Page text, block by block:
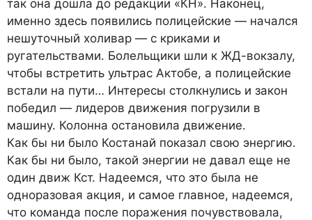
так она дошла до редакции «КН». Наконец,
именно здесь появились полицейские — начался
нешуточный холивар — с криками и
ругательствами. Болельщики шли к ЖД-вокзалу,
чтобы встретить ультрас Актобе, а полицейские
встали на пути… Интересы столкнулись и закон
победил — лидеров движения погрузили в
машину. Колонна остановила движение.
Как бы ни было Костанай показал свою энергию.
Как бы ни было, такой энергии не давал еще не
один движ Кст. Надеемся, что это была не
одноразовая акция, и самое главное, надеемся,
что команда после поражения почувствовала,